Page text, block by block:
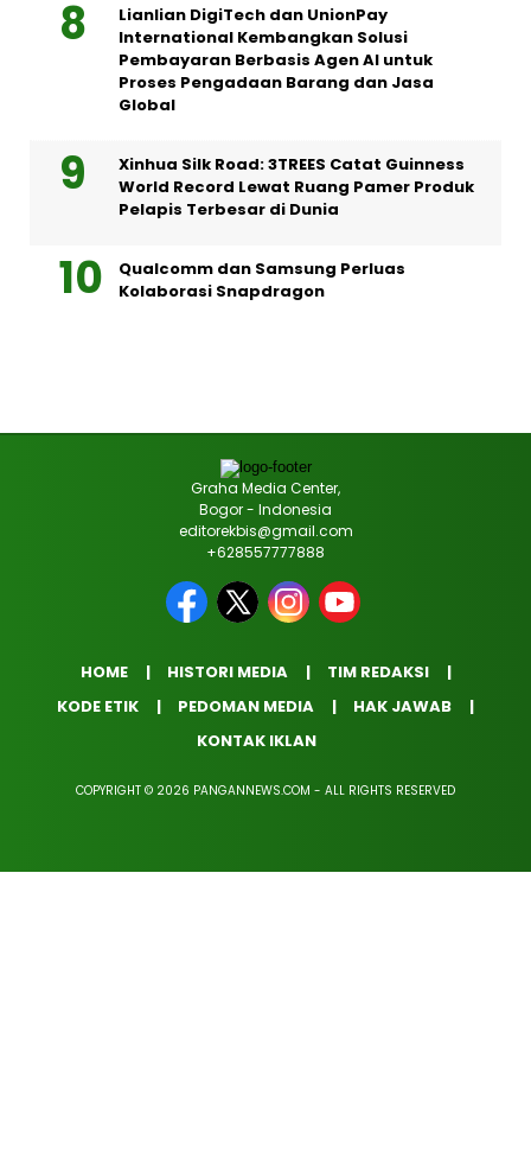
Lianlian DigiTech dan UnionPay
International Kembangkan Solusi
Pembayaran Berbasis Agen AI untuk
Proses Pengadaan Barang dan Jasa
Global
Xinhua Silk Road: 3TREES Catat Guinness
World Record Lewat Ruang Pamer Produk
Pelapis Terbesar di Dunia
Qualcomm dan Samsung Perluas
Kolaborasi Snapdragon
Graha Media Center,
Bogor - Indonesia
editorekbis@gmail.com
+628557777888
HOME HISTORI MEDIA
TIM REDAKSI
KODE ETIK
PEDOMAN MEDIA
HAK JAWAB
KONTAK IKLAN
COPYRIGHT © 2026 PANGANNEWS.COM - ALL RIGHTS RESERVED